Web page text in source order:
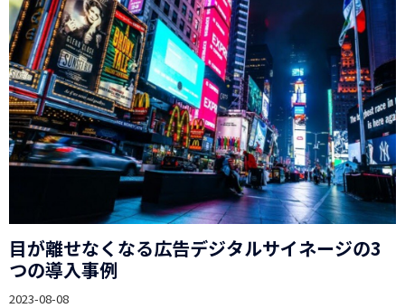
目が離せなくなる広告デジタルサイネージの3
つの導入事例
2023-08-08